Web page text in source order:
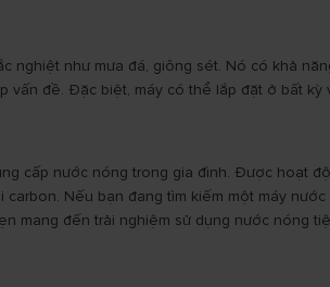
nghiệt như mưa đá, giông sét. Nó có khả
vấn đề. Đặc biệt, máy có thể lắp đặt ở bất kỳ
cấp nước nóng trong gia đình. Được hoạt
Nếu bạn đang tìm kiếm một máy nước
mang đến trải nghiệm sử dụng nước nóng